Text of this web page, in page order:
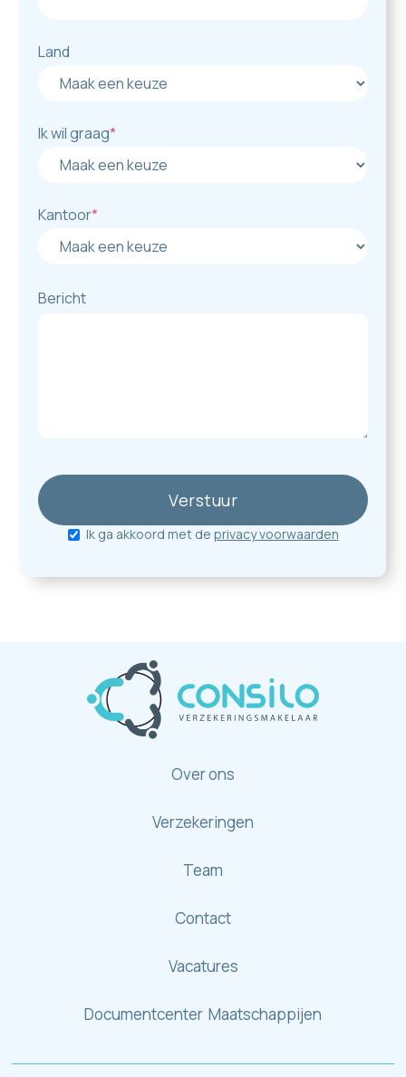
Land
Ik wil graag*
Kantoor*
Bericht
Ik ga akkoord met de privacy voorwaarden
Over ons
Verzekeringen
Team
Contact
Vacatures
Documentcenter Maatschappijen